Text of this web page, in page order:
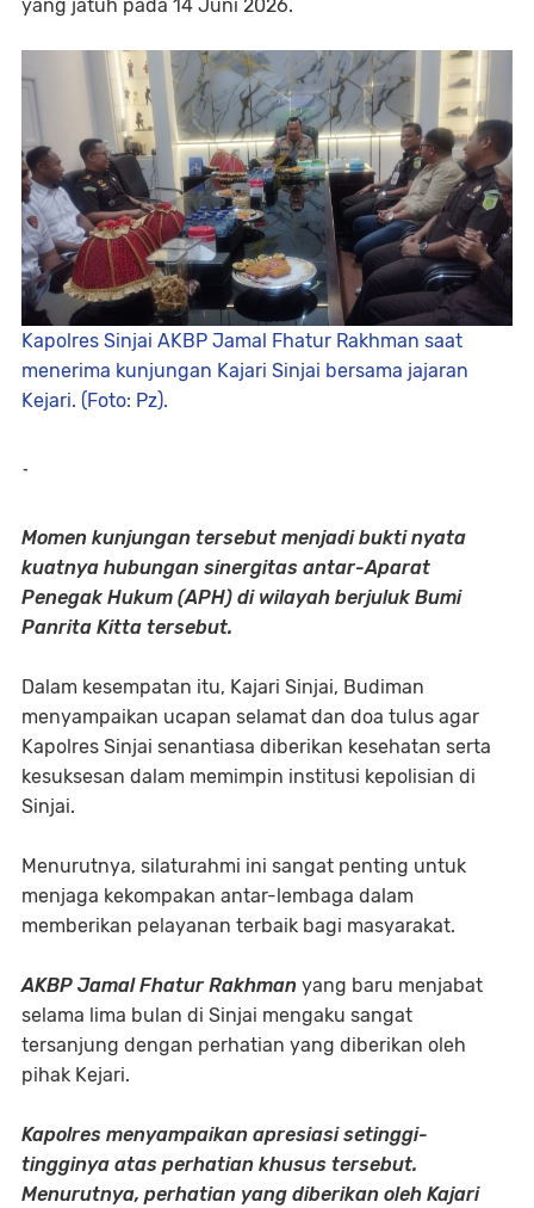
yang jatuh pada 14 Juni 2026.
Kapolres Sinjai AKBP Jamal Fhatur Rakhman saat
menerima kunjungan Kajari Sinjai bersama jajaran
Kejari. (Foto: Pz).
-
​Momen kunjungan tersebut menjadi bukti nyata
kuatnya hubungan sinergitas antar-Aparat
Penegak Hukum (APH) di wilayah berjuluk Bumi
Panrita Kitta tersebut.
Dalam kesempatan itu, Kajari Sinjai, Budiman
menyampaikan ucapan selamat dan doa tulus agar
Kapolres Sinjai senantiasa diberikan kesehatan serta
kesuksesan dalam memimpin institusi kepolisian di
Sinjai.
Menurutnya, silaturahmi ini sangat penting untuk
menjaga kekompakan antar-lembaga dalam
memberikan pelayanan terbaik bagi masyarakat.
​AKBP Jamal Fhatur Rakhman yang baru menjabat
selama lima bulan di Sinjai mengaku sangat
tersanjung dengan perhatian yang diberikan oleh
pihak Kejari.
Kapolres menyampaikan apresiasi setinggi-
tingginya atas perhatian khusus tersebut.
Menurutnya, perhatian yang diberikan oleh Kajari